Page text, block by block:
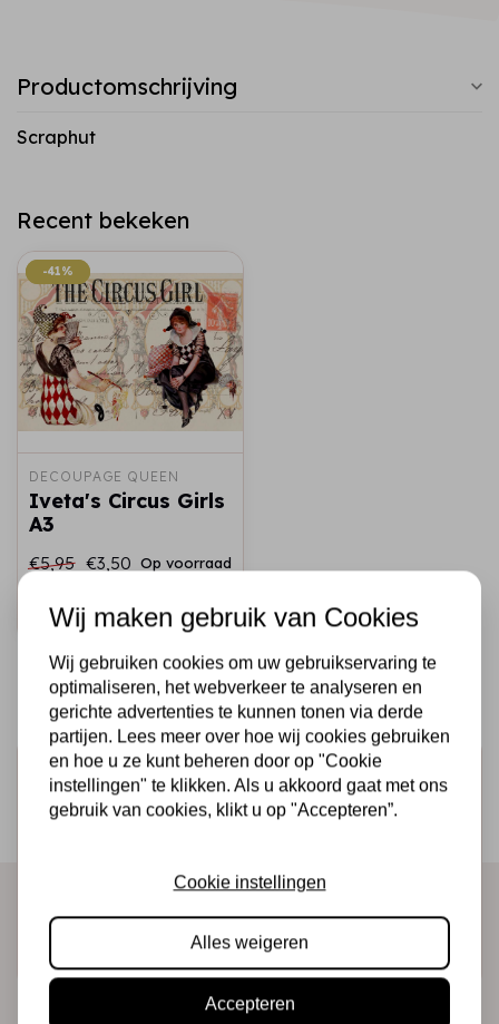
Productomschrijving
Scraphut
Recent bekeken
-41%
-41%
DECOUPAGE QUEEN
Iveta's Circus Girls
A3
€5,95 €3,50 Op voorraad
Snel toevoegen
Schrijf je in voor de nieuwsbrief
Ontvang als eerste onze actie en nieuwe producten
Wij maken gebruik van Cookies
Wij gebruiken cookies om uw gebruikservaring te
optimaliseren, het webverkeer te analyseren en
gerichte advertenties te kunnen tonen via derde
partijen. Lees meer over hoe wij cookies gebruiken
en hoe u ze kunt beheren door op "Cookie
instellingen" te klikken. Als u akkoord gaat met ons
gebruik van cookies, klikt u op "Accepteren”.
Cookie instellingen
Alles weigeren
Accepteren